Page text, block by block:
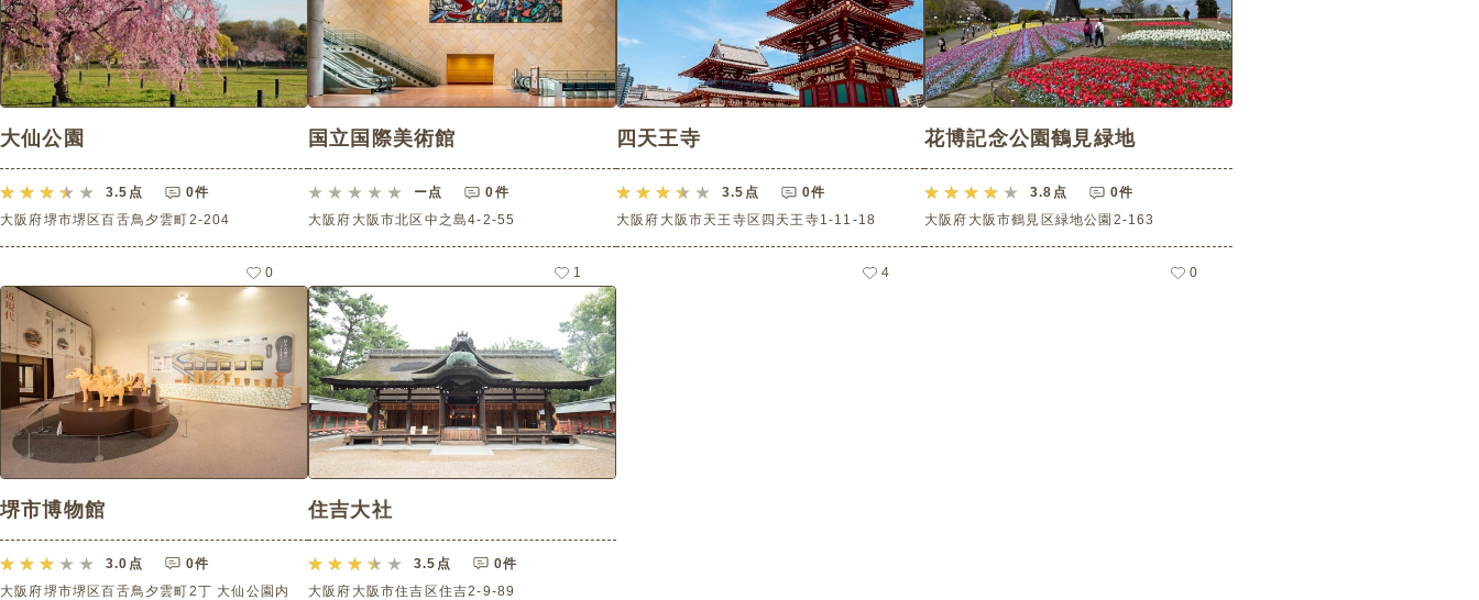
大仙公園
3.5 点
0件
大阪府堺市堺区百舌鳥夕雲町2-204
0
国立国際美術館
ー点
0件
大阪府大阪市北区中之島4-2-55
1
四天王寺
3.5 点
0件
大阪府大阪市天王寺区四天王寺1-11-18
4
花博記念公園鶴見緑地
3.8 点
0件
大阪府大阪市鶴見区緑地公園2-163
0
堺市博物館
3.0 点
0件
大阪府堺市堺区百舌鳥夕雲町2丁 大仙公園内
住吉大社
3.5 点
0件
大阪府大阪市住吉区住吉2-9-89